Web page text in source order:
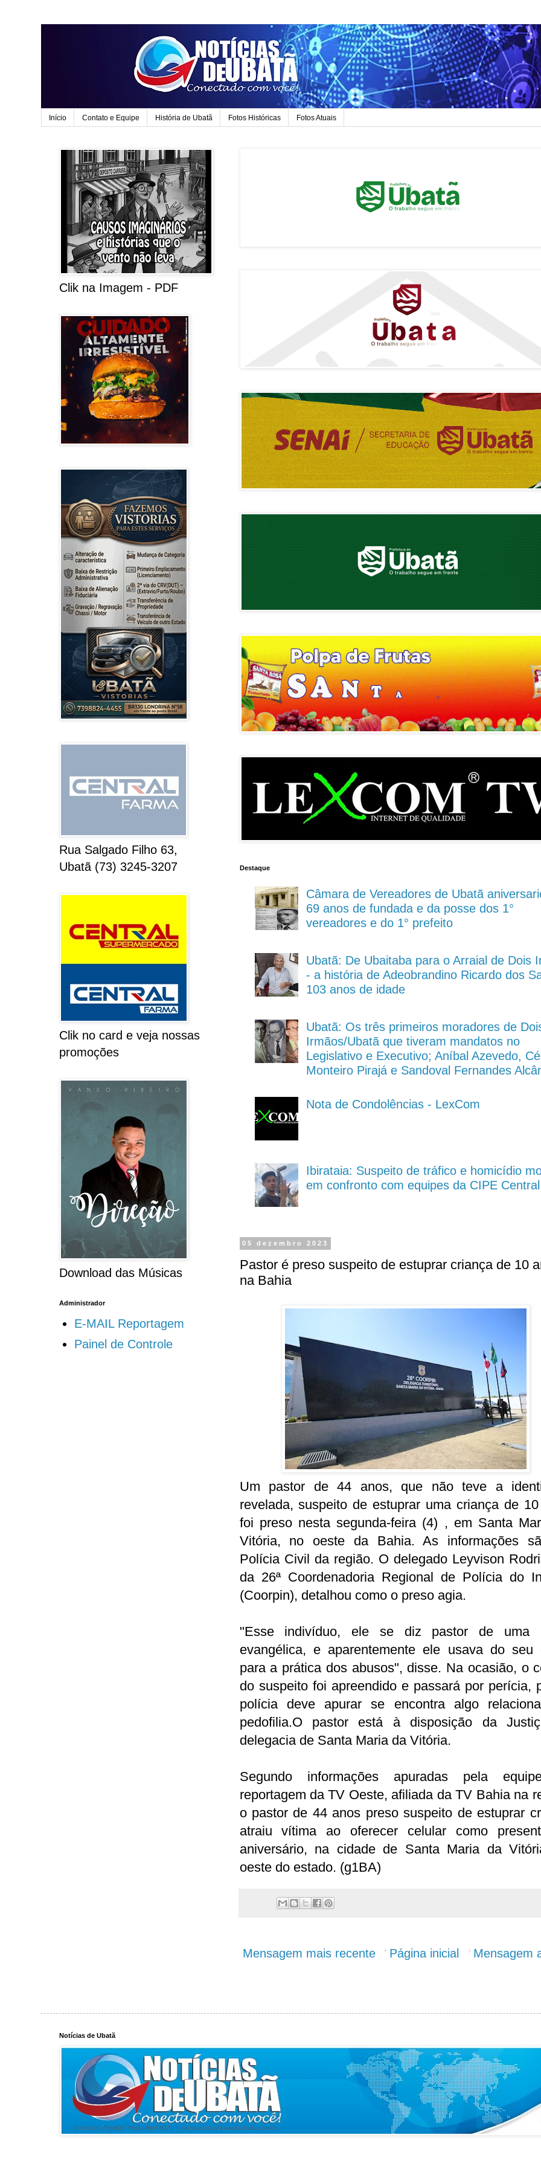
Início Contato e Equipe História de Ubatã Fotos Históricas Fotos Atuais
Destaque
Câmara de Vereadores de Ubatã
69 anos de fundada e da posse dos 1°
vereadores e do 1° prefeito
Ubatã: De Ubaitaba para o Arraial de Dois
- a história de Adeobrandino Ricardo dos
103 anos de idade
Ubatã: Os três primeiros moradores de
Irmãos/Ubatã que tiveram mandatos no
Legislativo e Executivo; Aníbal Azevedo,
Monteiro Pirajá e Sandoval Fernandes
Nota de Condolências - LexCom
Ibirataia: Suspeito de tráfico e homicídio
em confronto com equipes da CIPE Central
05 dezembro 2023
Pastor é preso suspeito de estuprar criança de 10
na Bahia
Um pastor de 44 anos, que não teve a
revelada, suspeito de estuprar uma criança de
foi preso nesta segunda-feira (4) , em Santa
Vitória, no oeste da Bahia. As informações
Polícia Civil da região. O delegado Leyvison
da 26ª Coordenadoria Regional de Polícia do
(Coorpin), detalhou como o preso agia.
"Esse indivíduo, ele se diz pastor de uma
evangélica, e aparentemente ele usava do seu
para a prática dos abusos", disse. Na ocasião, o
do suspeito foi apreendido e passará por perícia,
polícia deve apurar se encontra algo
pedofilia.O pastor está à disposição da
delegacia de Santa Maria da Vitória.
Segundo informações apuradas pela
reportagem da TV Oeste, afiliada da TV Bahia na
o pastor de 44 anos preso suspeito de estuprar
atraiu vítima ao oferecer celular como
aniversário, na cidade de Santa Maria da
oeste do estado. (g1BA)
Mensagem mais recente Mensagem
Página inicial
Clik na Imagem - PDF
Rua Salgado Filho 63,
Ubatã (73) 3245-3207
Clik no card e veja nossas
promoções
Download das Músicas
Administrador
E-MAIL Reportagem
Painel de Controle
Notícias de Ubatã